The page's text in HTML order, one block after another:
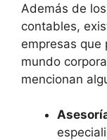
Además de
contables,
empresas que
mundo
mencionan